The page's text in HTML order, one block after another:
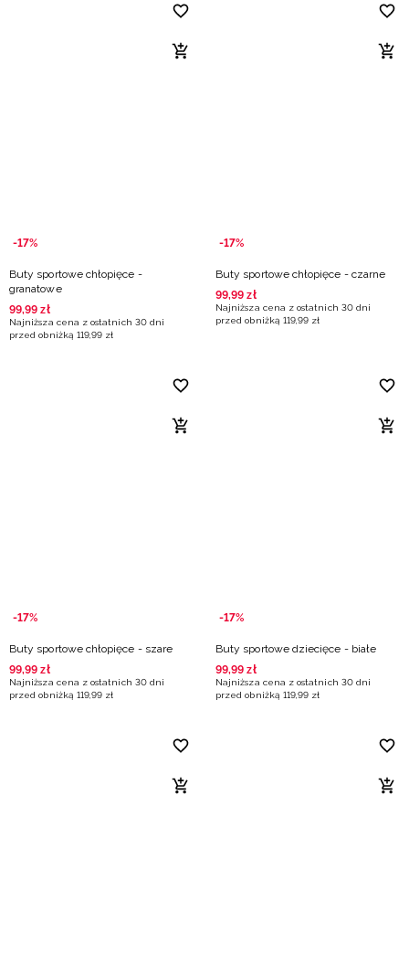
-17%
Buty sportowe chłopięce -
granatowe
99,99 zł
Najniższa cena z ostatnich 30 dni
przed obniżką 119,99 zł
-17%
Buty sportowe chłopięce - czarne
99,99 zł
Najniższa cena z ostatnich 30 dni
przed obniżką 119,99 zł
-17%
Buty sportowe chłopięce - szare
99,99 zł
Najniższa cena z ostatnich 30 dni
przed obniżką 119,99 zł
-17%
Buty sportowe dziecięce - białe
99,99 zł
Najniższa cena z ostatnich 30 dni
przed obniżką 119,99 zł